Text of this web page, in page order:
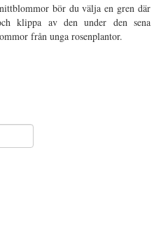
bör du välja en gren där
klippa av den under den sena
från unga rosenplantor.